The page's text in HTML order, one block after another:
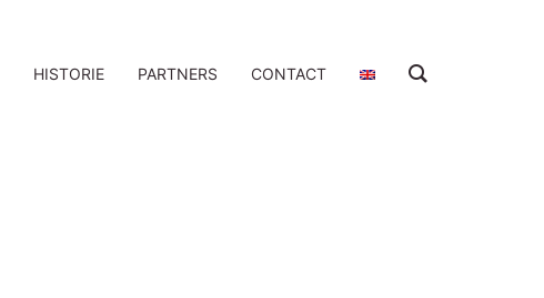
HISTORIE PARTNERS CONTACT